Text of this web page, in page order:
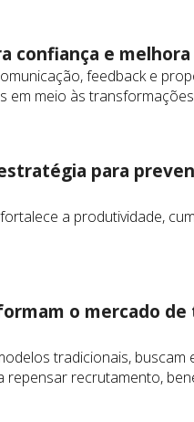
confiança e
feedback e
em meio às
para
a produtividade,
o mercado
tradicionais, buscam
repensar recrutamento,